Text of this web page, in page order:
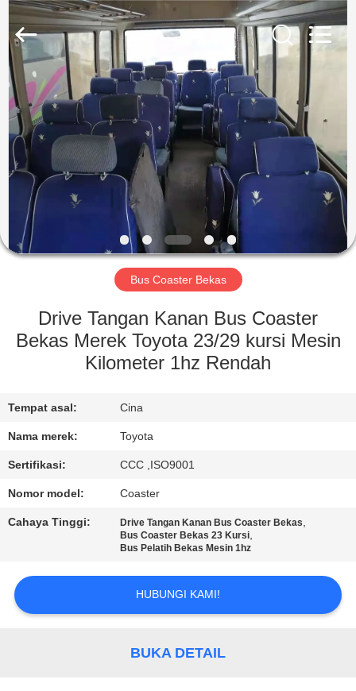
RUMAH
PRODUK
TENTANG
KAMI
TUR
KONTROL
KUALITAS
HUBUNGI
KAMI
PERMINTAAN
PENAWARAN
KEBIJAKAN
COOPER
INDUSTRY
CO.,
LTD..
Rights
Reserved.
Bus Coaster Bekas
Drive Tangan Kanan Bus Coaster
Bekas Merek Toyota 23/29 kursi Mesin
Kilometer 1hz Rendah
Tempat asal: Cina
Nama merek: Toyota
Sertifikasi: CCC ,ISO9001
Nomor model: Coaster
Cahaya Tinggi: Drive Tangan Kanan Bus Coaster Bekas,
Bus Coaster Bekas 23 Kursi,
Bus Pelatih Bekas Mesin 1hz
HUBUNGI KAMI!
BUKA DETAIL